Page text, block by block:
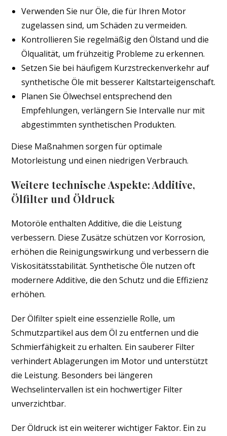
Verwenden Sie nur Öle, die für Ihren Motor
zugelassen sind, um Schäden zu vermeiden.
Kontrollieren Sie regelmäßig den Ölstand und die
Ölqualität, um frühzeitig Probleme zu erkennen.
Setzen Sie bei häufigem Kurzstreckenverkehr auf
synthetische Öle mit besserer Kaltstarteigenschaft.
Planen Sie Ölwechsel entsprechend den
Empfehlungen, verlängern Sie Intervalle nur mit
abgestimmten synthetischen Produkten.
Diese Maßnahmen sorgen für optimale
Motorleistung und einen niedrigen Verbrauch.
Weitere technische Aspekte: Additive,
Ölfilter und Öldruck
Motoröle enthalten Additive, die die Leistung
verbessern. Diese Zusätze schützen vor Korrosion,
erhöhen die Reinigungswirkung und verbessern die
Viskositätsstabilität. Synthetische Öle nutzen oft
modernere Additive, die den Schutz und die Effizienz
erhöhen.
Der Ölfilter spielt eine essenzielle Rolle, um
Schmutzpartikel aus dem Öl zu entfernen und die
Schmierfähigkeit zu erhalten. Ein sauberer Filter
verhindert Ablagerungen im Motor und unterstützt
die Leistung. Besonders bei längeren
Wechselintervallen ist ein hochwertiger Filter
unverzichtbar.
Der Öldruck ist ein weiterer wichtiger Faktor. Ein zu